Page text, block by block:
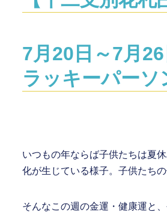
7月20日～7月
ラッキーパーソ
いつもの年ならば子供たちは夏
化が生じている様子。子供たち
そんなこの週の金運・健康運と